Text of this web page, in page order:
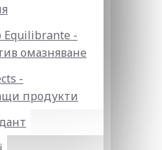
Equilibrante -
омазняване
-
продукти